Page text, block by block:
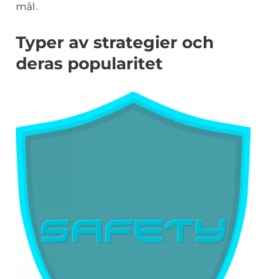
mål.
Typer av strategier och
deras popularitet